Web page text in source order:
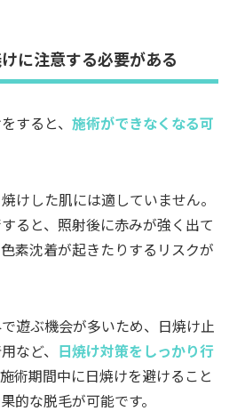
に注意する必要がある
すると、 施術ができなくなる可
けした肌には適していません。
ると、照射後に赤みが強く出て
素沈着が起きたりするリスクが
遊ぶ機会が多いため、日焼け止
など、 日焼け対策をしっかり行
術期間中に日焼けを避けること
的な脱毛が可能です。